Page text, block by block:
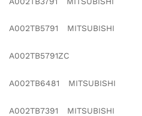
A002TB5791 MITSUBISHI
A002TB5791ZC
A002TB6481 MITSUBISHI
A002TB7391 MITSUBISHI